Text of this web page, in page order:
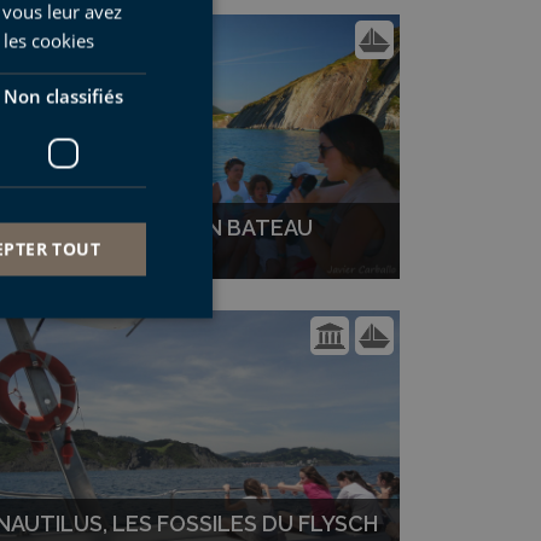
DEBA À ZUMAIA EN BATEAU
VISITE: 8 AOÛT
LES FOSSILES DU FLYSCH
FRENCH
leur avez
cookies
Non classifiés
TOUT
des utilisateurs et
para recordar